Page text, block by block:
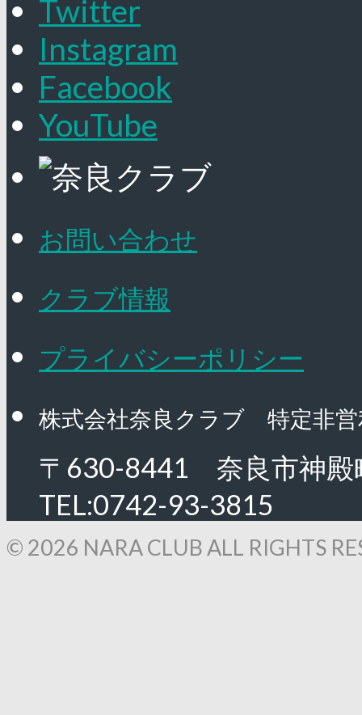
Twitter
Instagram
Facebook
YouTube
お問い合わせ
クラブ情報
プライバシーポリシー
株式会社奈良クラブ 特定非
〒630-8441 奈良市神
TEL:0742-93-3815
© 2026 NARA CLUB ALL RIGHTS